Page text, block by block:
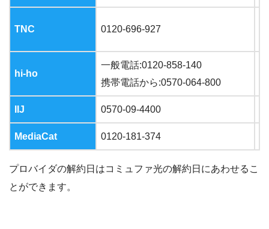
TNC 0120-696-927
hi-ho
一般電話:0120-858-140
携帯電話から:0570-064-800
IIJ 0570-09-4400
MediaCat 0120-181-374
プロバイダの解約日はコミュファ光の解約日にあわせるこ
とができます。